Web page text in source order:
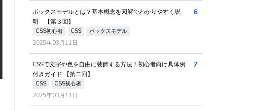
ボックスモデルとは？基本概念を図解でわかりやすく説
明 【第３回】
CSS初心者 CSS ボックスモデル
2025年03月11日
6
CSSで文字や色を自由に装飾する方法！初心者向け具体例
付きガイド 【第二回】
CSS CSS初心者
2025年03月11日
7